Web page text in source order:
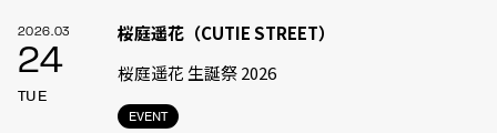
2026.03
24
TUE
EVENT
桜庭遥花（CUTIE STREET）
桜庭遥花 生誕祭 2026